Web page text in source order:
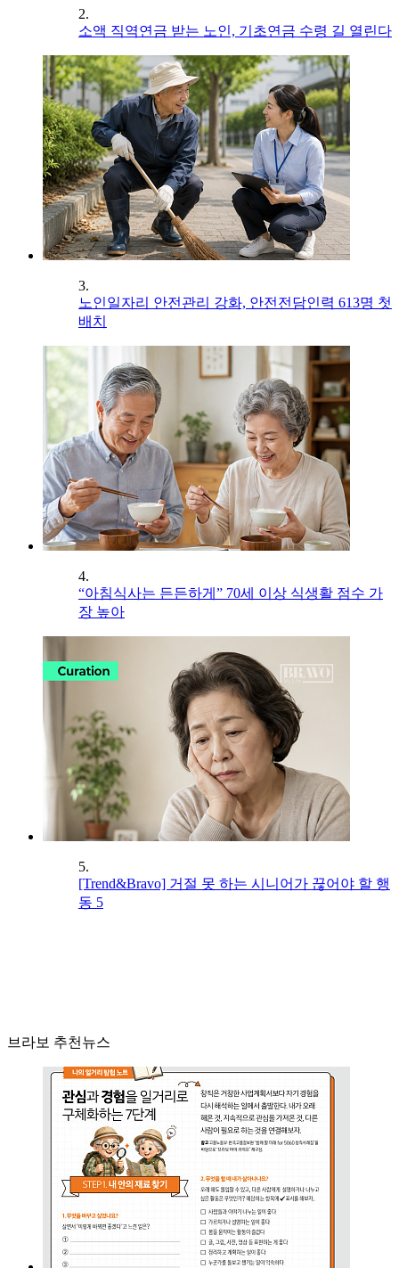
2.
소액 직역연금 받는 노인, 기초연금 수령 길 열린다
3.
노인일자리 안전관리 강화, 안전전담인력 613명 첫
배치
4.
“아침식사는 든든하게” 70세 이상 식생활 점수 가
장 높아
5.
[Trend&Bravo] 거절 못 하는 시니어가 끊어야 할 행
동 5
브라보 추천뉴스